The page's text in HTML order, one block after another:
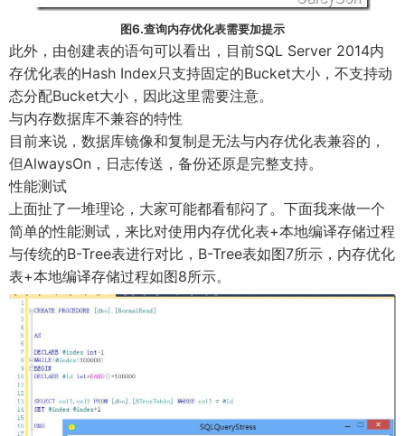
图6.查询内存优化表需要加提示
此外，由创建表的语句可以看出，目前SQL Server 2014内
存优化表的Hash Index只支持固定的Bucket大小，不支持动
态分配Bucket大小，因此这里需要注意。
与内存数据库不兼容的特性
目前来说，数据库镜像和复制是无法与内存优化表兼容的，
但AlwaysOn，日志传送，备份还原是完整支持。
性能测试
上面扯了一堆理论，大家可能都看郁闷了。下面我来做一个
简单的性能测试，来比对使用内存优化表+本地编译存储过程
与传统的B-Tree表进行对比，B-Tree表如图7所示，内存优化
表+本地编译存储过程如图8所示。